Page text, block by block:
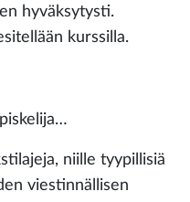
hyväksytysti.
kurssilla.
niille tyypillisiä
viestinnällisen